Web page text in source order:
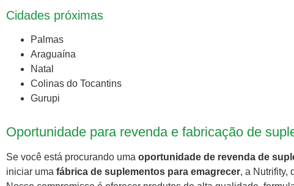
Cidades próximas
Palmas
Araguaína
Natal
Colinas do Tocantins
Gurupi
Oportunidade para revenda e fabricação de
Se você está procurando uma oportunidade de revenda de
iniciar uma fábrica de suplementos para emagrecer, a Nutrifity,